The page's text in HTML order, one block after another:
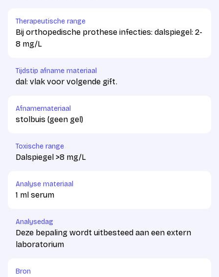
Therapeutische range
Bij orthopedische prothese infecties: dalspiegel: 2-
8 mg/L
Tijdstip afname materiaal
dal: vlak voor volgende gift.
Afnamemateriaal
stolbuis (geen gel)
Toxische range
Dalspiegel >8 mg/L
Analyse materiaal
1 ml serum
Analysedag
Deze bepaling wordt uitbesteed aan een extern
laboratorium
Bron